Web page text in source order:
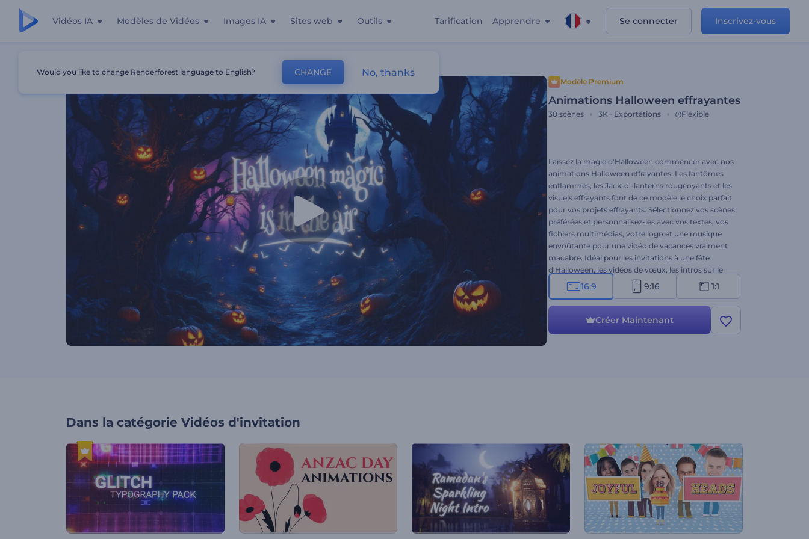
Vidéos IA Modèles de Vidéos Images IA Sites web Outils Tarification Apprendre Se connecter Inscrivez-vous
Modèle Premium
Animations Halloween effrayantes
30 scènes 3K+ Exportations Flexible
Laissez la magie d'Halloween commencer avec nos
animations Halloween effrayantes. Les fantômes
enflammés, les Jack-o'-lanterns rougeoyants et les
visuels effrayants font de ce modèle le choix parfait
pour vos projets effrayants. Sélectionnez vos scènes
préférées et personnalisez-les avec vos textes, vos
fichiers multimédias, votre logo et une musique
envoûtante pour une vidéo de vacances vraiment
macabre. Idéal pour les invitations à une fête
d'Halloween, les vidéos de vœux, les intros sur le
thème de l'horreur, et bien d'autres projets. Créez
dès maintenant !
16:9 9:16 1:1
Créer Maintenant
Dans la catégorie Vidéos d'invitation
Would you like to change Renderforest language to English? CHANGE No, thanks